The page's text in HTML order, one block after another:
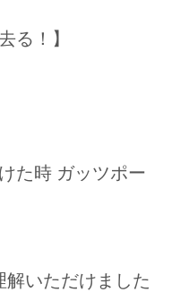
る！】
た時 ガッツポー
解いただけました